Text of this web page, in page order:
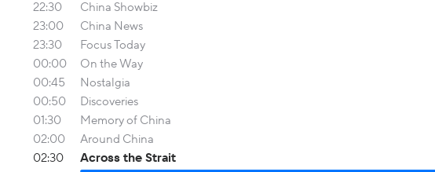
22:30
China Showbiz
23:00
China News
23:30
Focus Today
00:00
On the Way
00:45
Nostalgia
00:50
Discoveries
01:30
Memory of China
02:00
Around China
02:30
Across the Strait